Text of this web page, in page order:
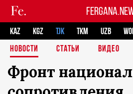
KAZ KGZ TJK TKM UZB
НОВОСТИ
СТАТЬИ ВИДЕО
Фронт